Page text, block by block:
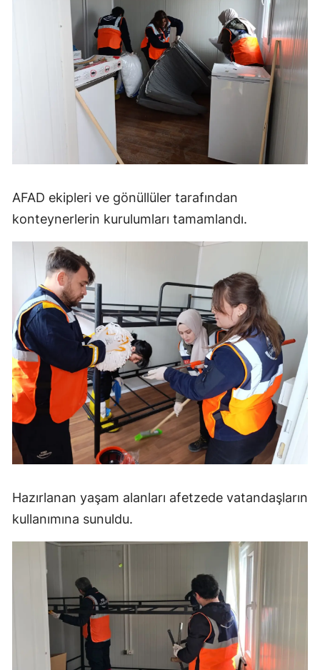
Malatya
Manisa
Kahramanmaraş
Mardin
Muş
Niğde
Ordu
Rize
Sakarya
Samsun
Sinop
Sivas
Şanlıurfa
Uşak
Van
Yozgat
AFAD ekipleri ve gönüllüler tarafından
konteynerlerin kurulumları tamamlandı.
Hazırlanan yaşam alanları afetzede vatandaşların
kullanımına sunuldu.